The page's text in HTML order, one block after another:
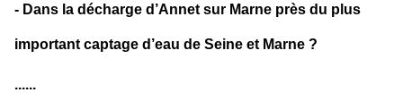
- Dans la décharge d’Annet sur Marne près du plus
important captage d’eau de Seine et Marne ?
......